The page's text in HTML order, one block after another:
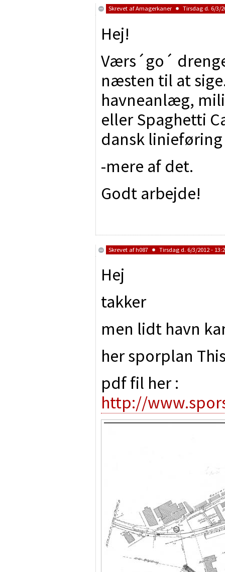
Skrevet afAmagerkaner Tirsdag d. 6/3/
Hej!
Værs´go´
næsten til at
havneanlæg,
eller Spaghetti
dansk
-mere af det.
Godt arbejde!
Skrevet afh087 Tirsdag d. 6/3/2012 -
Hej
takker
men lidt havn
her sporplan
pdf fil her :
http://